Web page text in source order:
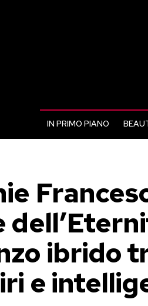
IN PRIMO PIANO
ibrido
e